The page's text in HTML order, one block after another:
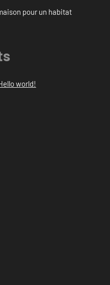
pour un habitat
world!